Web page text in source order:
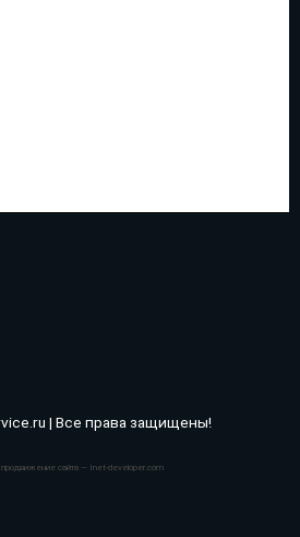
| Все права защищены!
продвижение сайта — Inet-developer.com